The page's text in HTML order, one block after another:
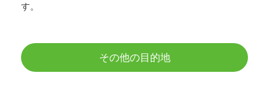
す。
その他の目的地